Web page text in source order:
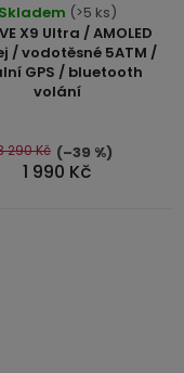
X9 Ultra / AMOLED
/ vodotěsné 5ATM /
GPS / bluetooth
volání
hodnocení
produktu
je
4,9
5
hvězdiček.
Skladem (>5 ks)
1 990 Kč
290 Kč (–39 %)